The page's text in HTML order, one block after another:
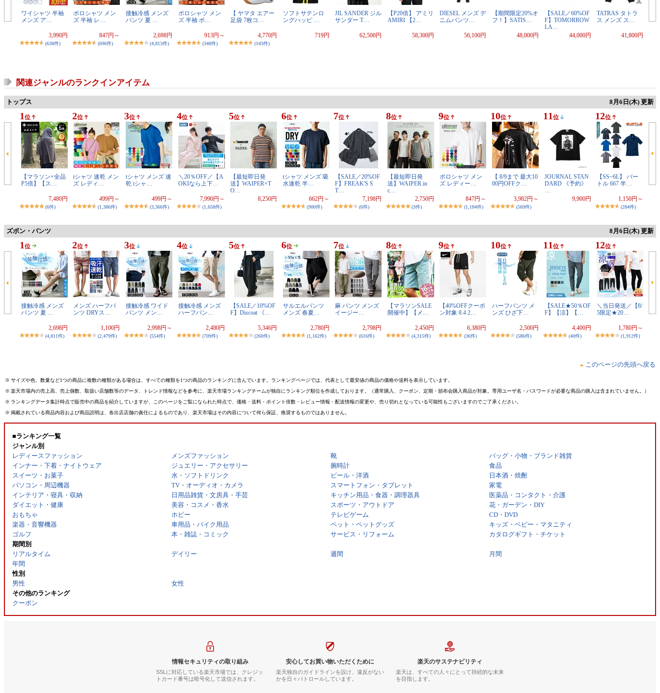
ワイシャツ 半袖
メンズ ア…
3,990円
(638件)
ポロシャツ メン
ズ 半袖 レ…
847円～
(696件)
接触冷感 メンズ
パンツ 夏 …
2,698円
(4,813件)
ポロシャツ メン
ズ 半袖 ポ…
913円～
(348件)
【 ヤマタ エアー
足袋 7枚コ…
4,770円
(143件)
ソフトサテンロ
ングハッピ …
719円
JIL SANDER ジル
サンダー T…
62,500円
【P20倍】 アミリ
AMIRI 【2…
58,300円
DIESEL メンズ デ
ニムパンツ…
56,100円
【期間限定20%オ
フ！】SATIS…
48,000円
【SALE／60%OF
F】TOMORROW
LA…
44,000円
TATRAS タトラ
ス メンズ ス…
41,800円
関連ジャンルのランクインアイテム
トップス 8月6日(木) 更新
1 位
【マラソン×全品
P5倍】【ス…
7,480円
(6件)
2位
tシャツ 速乾 メン
ズ レディ…
499円～
(1,386件)
3位
tシャツ メンズ 速
乾 tシャ…
499円～
(3,366件)
4位
＼20％OFF／【A
OKIなら上下…
7,990円～
(1,658件)
5位
【最短即日発
送】WAIPER×T
O…
8,250円
6位
tシャツ メンズ 吸
水速乾 半…
662円～
(900件)
7位
【SALE／20%OF
F】FREAK'S S
T…
7,198円
(6件)
8位
【最短即日発
送】WAIPER.in
c…
2,750円
(3件)
9位
ポロシャツ メン
ズ レディー…
847円～
(1,184件)
10位
【 8/9まで 最大10
00円OFFク…
3,982円～
(569件)
11 位
JOURNAL STAN
DARD 《予約》
9,900円
12位
【SS~6L】 バー
トル 667 半…
1,150円～
(284件)
ズボン・パンツ 8月6日(木) 更新
1 位
接触冷感 メンズ
パンツ 夏 …
2,698円
(4,811件)
2位
メンズ ハーフパ
ンツ DRYス…
1,100円
(2,479件)
3位
接触冷感 ワイド
パンツ メン…
2,998円～
(554件)
4位
接触冷感 メンズ
ハーフパン…
2,480円
(709件)
5位
【SALE／10%OF
F】Discoat 《…
5,346円
(260件)
6位
サルエルパンツ
メンズ 春夏…
2,780円
(1,162件)
7位
麻 パンツ メンズ
イージー…
2,798円
(616件)
8位
【マラソンSALE
開催中】【メ…
2,450円
(4,315件)
9位
【40%OFFクーポ
ン対象 8.4 2…
6,380円
(36件)
10位
ハーフパンツ メ
ンズ ひざ下…
2,500円
(586件)
11 位
【SALE★50％OF
F】【涼】【…
4,400円
(40件)
12位
＼当日発送／【8/
5限定★20…
1,780円～
(1,912件)
このページの先頭へ戻る
※ サイズや色、数量など1つの商品に複数の種類がある場合は、すべての種類を1つの商品のランキングに含んでいます。ランキングページでは、代表として最安値の商品の価格や送料を表示しています。
※ 楽天市場内の売上高、売上個数、取扱い店舗数等のデータ、トレンド情報などを参考に、楽天市場ランキングチームが独自にランキング順位を作成しております。（通常購入、クーポン、定期・頒布会購入商品が対象。専用ユーザ名・パスワードが必要な商品の購入は含まれていません。）
※ ランキングデータ集計時点で販売中の商品を紹介していますが、このページをご覧になられた時点で、価格・送料・ポイント倍数・レビュー情報・配送情報の変更や、売り切れとなっている可能性もございますのでご了承ください。
※ 掲載されている商品内容および商品説明は、各出店店舗の責任によるものであり、楽天市場はその内容について何ら保証、推奨するものではありません。
■ランキング一覧
ジャンル別
レディースファッション
メンズファッション 靴
バッグ・小物・ブランド雑貨
インナー・下着・ナイトウェア
ジュエリー・アクセサリー 腕時計
食品
スイーツ・お菓子
水・ソフトドリンク ビール・洋酒
日本酒・焼酎
パソコン・周辺機器
TV・オーディオ・カメラ スマートフォン・タブレット
家電
インテリア・寝具・収納
日用品雑貨・文房具・手芸 キッチン用品・食器・調理器具
医薬品・コンタクト・介護
ダイエット・健康
美容・コスメ・香水 スポーツ・アウトドア
花・ガーデン・DIY
おもちゃ
ホビー テレビゲーム
CD・DVD
楽器・音響機器
車用品・バイク用品 ペット・ペットグッズ
キッズ・ベビー・マタニティ
ゴルフ
本・雑誌・コミック サービス・リフォーム
カタログギフト・チケット
期間別
リアルタイム
デイリー 週間
月間
年間
性別
男性
女性
その他のランキング
クーポン
情報セキュリティの取り組み
SSLに対応している楽天市場では、クレジッ
トカード番号は暗号化して送信されます。
安心してお買い物いただくために
楽天独自のガイドラインを設け、違反がない
かを日々パトロールしています。
楽天のサステナビリティ
楽天は、すべての人々にとって持続的な未来
を目指します。